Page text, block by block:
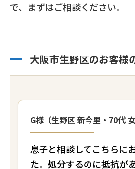
で、まずはご相談ください。
大阪市生野区のお客様
G様（生野区 新今里・70代 女
息子と相談してこちらに
た。処分するのに抵抗が